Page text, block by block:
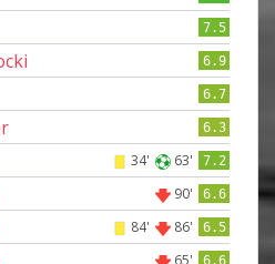
7.5
6.9
6.7
6.3
34' 63' 7.2
90' 6.6
84' 86' 6.5
65' 6.6